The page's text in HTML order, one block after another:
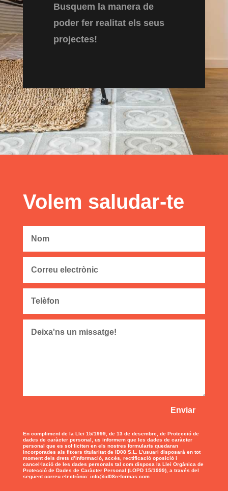
Busquem la manera de
poder fer realitat els seus
projectes!
Volem saludar-te
Enviar
En compliment de la Llei 15/1999, de 13 de desembre, de Protecció de
dades de caràcter personal, us informem que les dades de caràcter
personal que es sol·liciten en els nostres formularis quedaran
incorporades als fitxers titularitat de ID08 S.L. L’usuari disposarà en tot
moment dels drets d’informació, accés, rectificació oposició i
cancel·lació de les dades personals tal com disposa la Llei Orgànica de
Protecció de Dades de Caràcter Personal (LOPD 15/1999), a través del
següent correu electrònic: info@id08reformas.com